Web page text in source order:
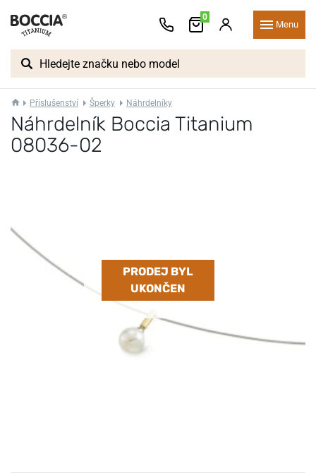
0
Menu
Příslušenství Šperky Náhrdelníky
Náhrdelník Boccia Titanium
08036-02
PRODEJ BYL
UKONČEN